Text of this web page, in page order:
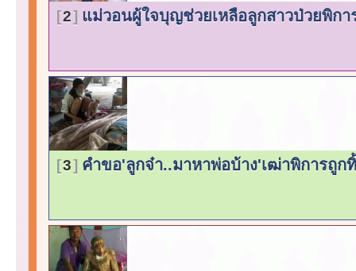
2 แม่วอนผู้ใจบุญช่วยเหลือลูกสาวป่วยพิก
3 คำขอ'ลูกจ๋า..มาหาพ่อบ้าง'เฒ่าพิการถูก